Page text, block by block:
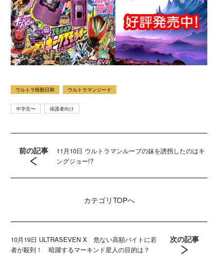
ウルトラ怪獣日和 ウルトラマンジード
中学生〜 保護者向け
前の記事
11月10日 ウルトラマンルーブの妹を誘拐したのはキ
ングジョー!?
カテゴリTOPへ
10月19日 ULTRASEVEN X 危ない高額バイトに若
者が殺到！ 暗躍するマーキンド星人の目的は？
次の記事